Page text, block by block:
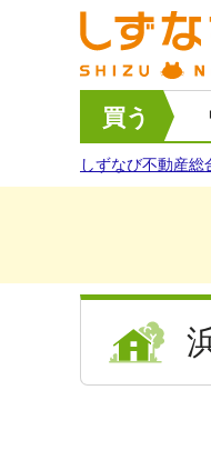
買う
しずなび不動産総